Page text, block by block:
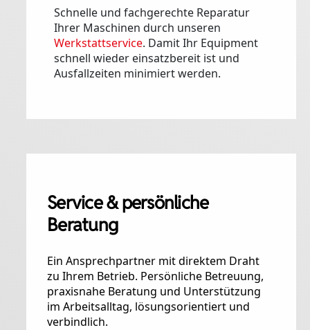
Schnelle und fachgerechte Reparatur
Ihrer Maschinen durch unseren
Werkstattservice. Damit Ihr Equipment
schnell wieder einsatzbereit ist und
Ausfallzeiten minimiert werden.
Service & persönliche
Beratung
Ein Ansprechpartner mit direktem Draht
zu Ihrem Betrieb. Persönliche Betreuung,
praxisnahe Beratung und Unterstützung
im Arbeitsalltag, lösungsorientiert und
verbindlich.